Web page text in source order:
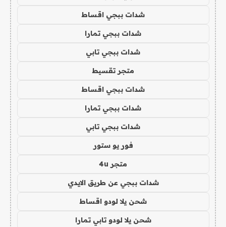
شدات ببجي اقساط
شدات ببجي تمارا
شدات ببجي تابي
متجر تقسيط
شدات ببجي اقساط
شدات ببجي تمارا
شدات ببجي تابي
فور يو ستور
متجر 4u
شدات ببجي عن طريق الايدي
شحن يلا لودو اقساط
شحن يلا لودو تابي تمارا